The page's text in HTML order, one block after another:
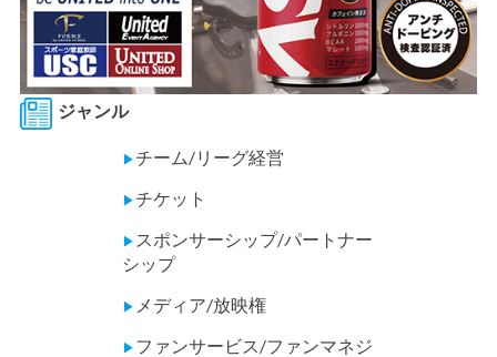
ジャンル
▶チーム/リーグ経営
▶チケット
▶ スポンサーシップ/パートナー
シップ
▶ メディア/放映権
▶ ファンサービス/ファンマネジ